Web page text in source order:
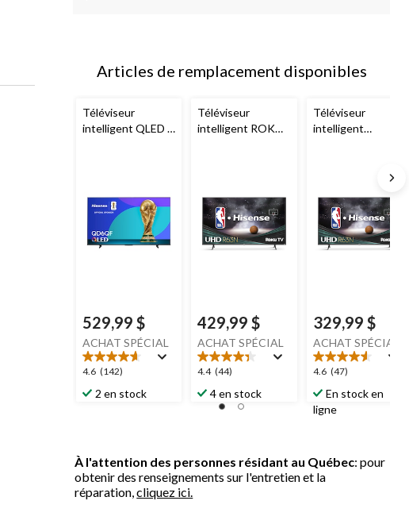
Articles de remplacement disponibles
Téléviseur
intelligent QLED à
529,99 $
ACHAT SPÉCIAL
4.6 (142)
4.6
étoile(s)
sur
2 en stock
Téléviseur
intelligent ROKU
429,99 $
ACHAT SPÉCIAL
4.4 (44)
4.4
étoile(s)
sur
4 en stock
Téléviseur
intelligent
avec entrée HDMI
43 po
329,99 $
ACHAT SPÉCIAL
4.6 (47)
4.6
étoile(s)
sur
5.
En stock en
ligne
À l'attention des personnes résidant au Québec: pour
obtenir des renseignements sur l'entretien et la
réparation,cliquez ici.